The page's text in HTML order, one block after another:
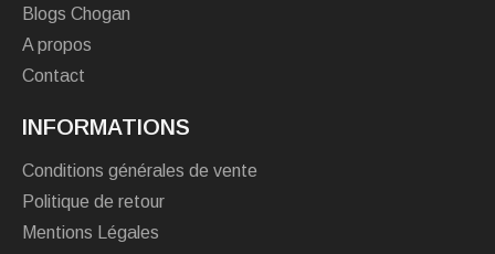
Blogs Chogan
A propos
Contact
INFORMATIONS
Conditions générales de vente
Politique de retour
Mentions Légales